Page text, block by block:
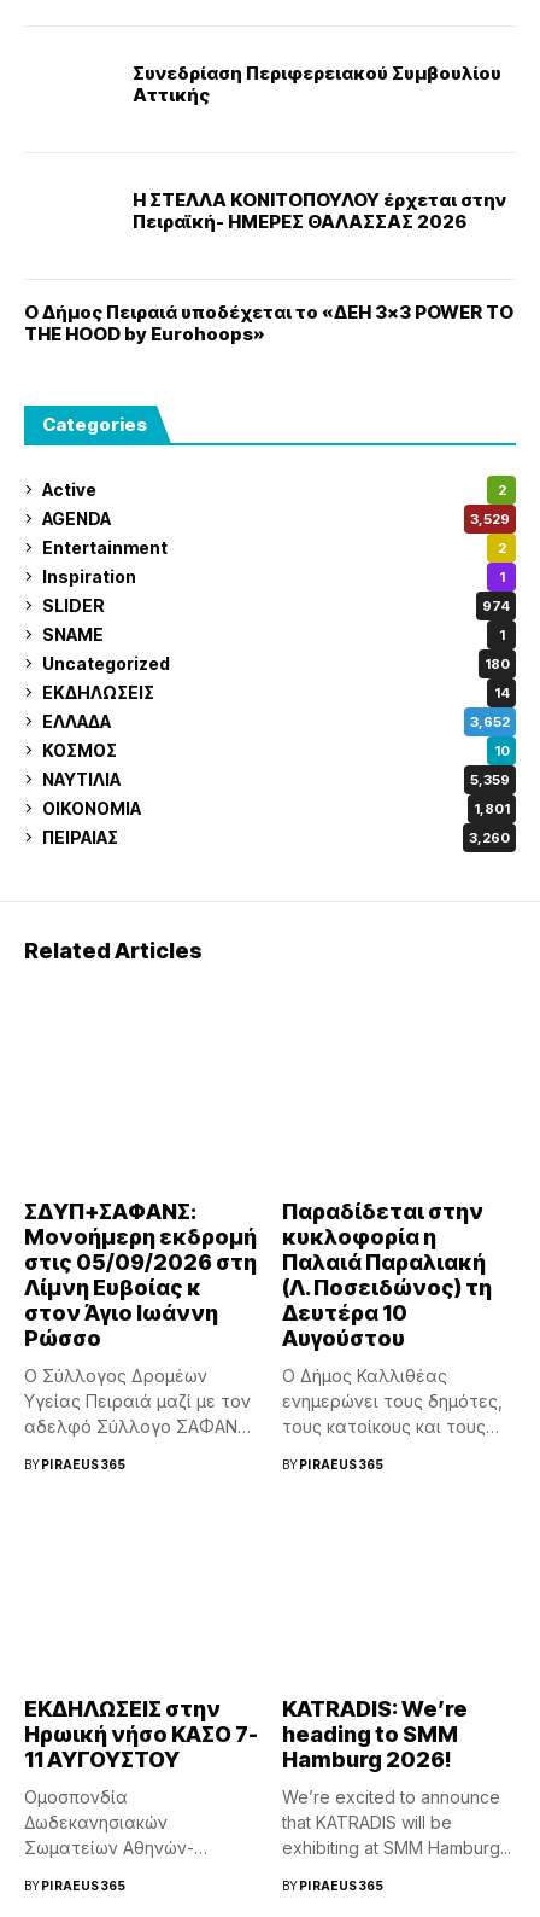
Συνεδρίαση Περιφερειακού Συμβουλίου
Αττικής
Η ΣΤΕΛΛΑ ΚΟΝΙΤΟΠΟΥΛΟΥ έρχεται στην
Πειραϊκή- ΗΜΕΡΕΣ ΘΑΛΑΣΣΑΣ 2026
Ο Δήμος Πειραιά υποδέχεται το «ΔΕΗ 3×3 POWER TO
THE HOOD by Eurohoops»
Categories
Active 2
AGENDA 3,529
Entertainment 2
Inspiration 1
SLIDER 974
SNAME 1
Uncategorized 180
ΕΚΔΗΛΩΣΕΙΣ 14
ΕΛΛΑΔΑ 3,652
ΚΟΣΜΟΣ 10
ΝΑΥΤΙΛΙΑ 5,359
ΟΙΚΟΝΟΜΙΑ 1,801
ΠΕΙΡΑΙΑΣ 3,260
Related Articles
ΣΔΥΠ+ΣΑΦΑΝΣ:
Μονοήμερη εκδρομή
στις 05/09/2026 στη
Λίμνη Ευβοίας κ
στον Άγιο Ιωάννη
Ρώσσο
Ο Σύλλογος Δρομέων
Υγείας Πειραιά μαζί με τον
αδελφό Σύλλογο ΣΑΦΑΝΣ
BYPIRAEUS365
Παραδίδεται στην
κυκλοφορία η
Παλαιά Παραλιακή
(Λ. Ποσειδώνος) τη
Δευτέρα 10
Αυγούστου
Ο Δήμος Καλλιθέας
ενημερώνει τους δημότες,
τους κατοίκους και τους
BYPIRAEUS365
ΕΚΔΗΛΩΣΕΙΣ στην
Ηρωική νήσο ΚΑΣΟ 7-
11 ΑΥΓΟΥΣΤΟΥ
Ομοσπονδία
Δωδεκανησιακών
Σωματείων Αθηνών-
BYPIRAEUS365
KATRADIS: We’re
heading to SMM
Hamburg 2026!
We’re excited to announce
that KATRADIS will be
exhibiting at SMM Hamburg...
BYPIRAEUS365